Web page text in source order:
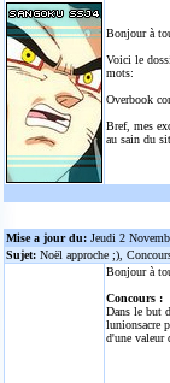
Bonjour à
Voici le
mots:
Overbook
Bref, mes
au sain du
Mise a jour du: Jeudi 2
Sujet: Noël approche ;),
Bonjour à
Concours :
Dans le but
lunionsacre
d'une valeur